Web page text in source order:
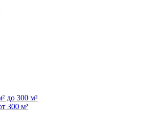
до 300 м²
300 м²